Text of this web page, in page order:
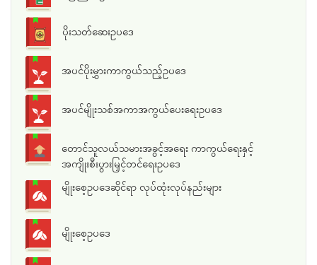
ပိုးသတ်ဆေးဥပဒေ
အပင်ပိုးမွှားကာကွယ်သည့်ဥပဒေ
အပင်မျိုးသစ်အကာအကွယ်ပေးရေးဥပဒေ
တောင်သူလယ်သမားအခွင့်အရေး ကာကွယ်ရေးနှင့်
အကျိုးစီးပွားမြှင့်တင်ရေးဥပဒေ
မျိုးစေ့ဥပဒေဆိုင်ရာ လုပ်ထုံးလုပ်နည်းများ
မျိုးစေ့ဥပဒေ